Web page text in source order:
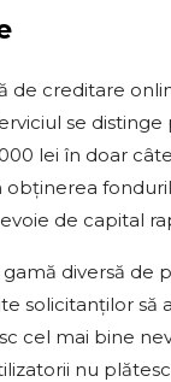
de creditare
se
lei în doar
obținerea
de capital
gamă diversă
solicitanților să
cel mai bine
nu